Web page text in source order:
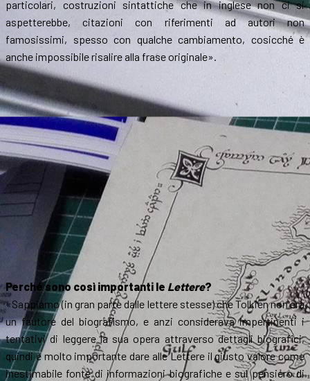
particolari, costruzioni sintattiche che in inglese non ci si
aspetterebbe, citazioni con riferimenti ad autori non
famosissimi, spesso con qualche cambiamento, cosicché è
anche impossibile risalire alla frase originale».
Perché sono così importanti le Lettere?
«Sappiamo (in gran parte dalle lettere stesse) che Tolkien non era
un fautore del biografismo, e anzi considerava impertinenti i
tentativi di leggere la sua opera attraverso dettagli biografici,
quindi è molto importante dare alle Lettere il giusto valore come
inestimabile fonte di informazioni biografiche e sul pensiero di